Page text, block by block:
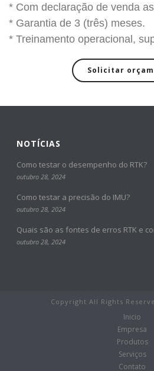
* Com declaração de venda
* Garantia de 3 (três) meses.
* Treinamento operacional,
Solicitar
NOTÍCIAS
Como testar o desempenho do RTK?
outubro 28, 2024
Como testar a precisão do IMU?
outubro 28, 2024
Quais são as fontes de erros RTK e
outubro 28, 2024
Copyright All Rights
Inicio
Empresa
Produtos
Serviços
Contato